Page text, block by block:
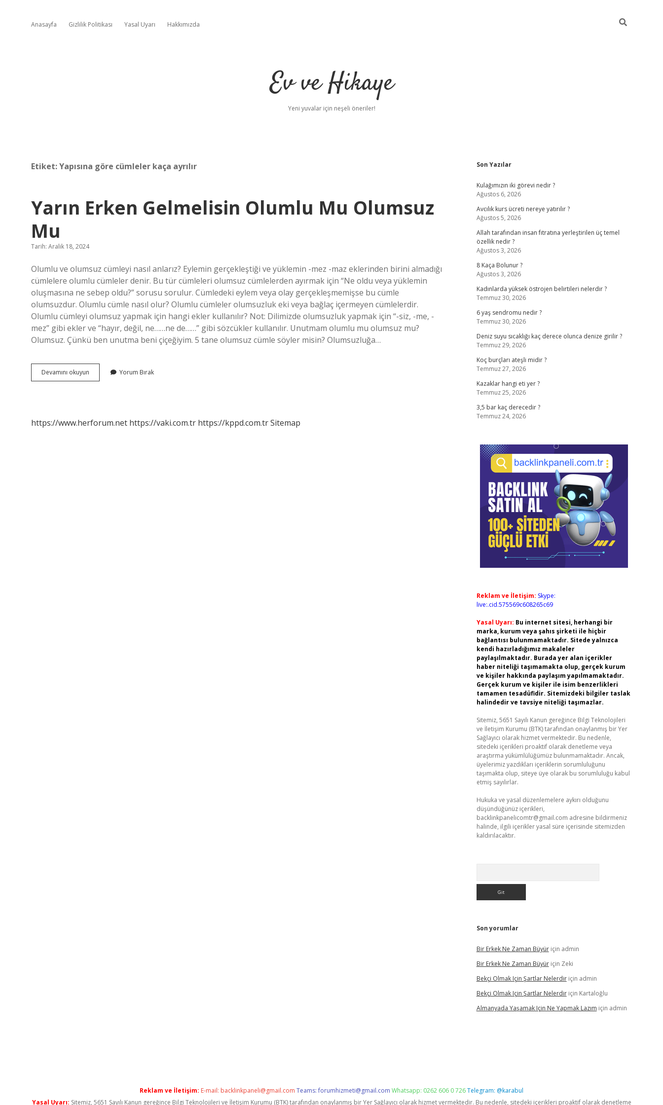
Anasayfa Gizlilik Politikası Yasal Uyarı Hakkımızda
Ev ve Hikaye
Yeni yuvalar için neşeli öneriler!
Etiket:Yapısına göre cümleler kaça ayrılır
Yarın Erken Gelmelisin Olumlu Mu Olumsuz
Mu
Tarih: Aralık 18, 2024
Olumlu ve olumsuz cümleyi nasıl anlarız? Eylemin gerçekleştiği ve yüklemin -mez -maz eklerinden birini almadığı
cümlelere olumlu cümleler denir. Bu tür cümleleri olumsuz cümlelerden ayırmak için “Ne oldu veya yüklemin
oluşmasına ne sebep oldu?” sorusu sorulur. Cümledeki eylem veya olay gerçekleşmemişse bu cümle
olumsuzdur. Olumlu cümle nasıl olur? Olumlu cümleler olumsuzluk eki veya bağlaç içermeyen cümlelerdir.
Olumlu cümleyi olumsuz yapmak için hangi ekler kullanılır? Not: Dilimizde olumsuzluk yapmak için “-siz, -me, -
mez” gibi ekler ve “hayır, değil, ne……ne de……” gibi sözcükler kullanılır. Unutmam olumlu mu olumsuz mu?
Olumsuz. Çünkü ben unutma beni çiçeğiyim. 5 tane olumsuz cümle söyler misin? Olumsuzluğa…
Devamını okuyun
Erken
Mu
Yorum Bırak
https://www.herforum.net https://vaki.com.tr https://kppd.com.trSitemap
Sidebar
Son Yazılar
Kulağımızın iki görevi nedir ?
Ağustos 6, 2026
Avcılık kurs ücreti nereye yatırılır ?
Ağustos 5, 2026
Allah tarafından insan fıtratına yerleştirilen üç temel
özellik nedir ?
Ağustos 3, 2026
8 Kaça Bolunur ?
Ağustos 3, 2026
Kadınlarda yüksek östrojen belirtileri nelerdir ?
Temmuz 30, 2026
6 yaş sendromu nedir ?
Temmuz 30, 2026
Deniz suyu sıcaklığı kaç derece olunca denize girilir ?
Temmuz 29, 2026
Koç burçları ateşli midir ?
Temmuz 27, 2026
Kazaklar hangi eti yer ?
Temmuz 25, 2026
3,5 bar kaç derecedir ?
Temmuz 24, 2026
Reklam ve İletişim: Skype:
live:.cid.575569c608265c69
Yasal Uyarı: Bu internet sitesi, herhangi bir
marka, kurum veya şahıs şirketi ile hiçbir
bağlantısı bulunmamaktadır. Sitede yalnızca
kendi hazırladığımız makaleler
paylaşılmaktadır. Burada yer alan içerikler
haber niteliği taşımamakta olup, gerçek kurum
ve kişiler hakkında paylaşım yapılmamaktadır.
Gerçek kurum ve kişiler ile isim benzerlikleri
tamamen tesadüfidir. Sitemizdeki bilgiler taslak
halindedir ve tavsiye niteliği taşımazlar.
Sitemiz, 5651 Sayılı Kanun gereğince Bilgi Teknolojileri
ve İletişim Kurumu (BTK) tarafından onaylanmış bir Yer
Sağlayıcı olarak hizmet vermektedir. Bu nedenle,
sitedeki içerikleri proaktif olarak denetleme veya
araştırma yükümlülüğümüz bulunmamaktadır. Ancak,
üyelerimiz yazdıkları içeriklerin sorumluluğunu
taşımakta olup, siteye üye olarak bu sorumluluğu kabul
etmiş sayılırlar.
Hukuka ve yasal düzenlemelere aykırı olduğunu
düşündüğünüz içerikleri,
backlinkpanelicomtr@gmail.com adresine bildirmeniz
halinde, ilgili içerikler yasal süre içerisinde sitemizden
kaldırılacaktır.
Son yorumlar
Bir Erkek Ne Zaman Büyüriçin admin
Bir Erkek Ne Zaman Büyüriçin Zeki
Bekçi Olmak Için Şartlar Nelerdiriçin admin
Bekçi Olmak Için Şartlar Nelerdiriçin Kartaloğlu
Almanyada Yaşamak Için Ne Yapmak Lazım için admin
Reklam ve İletişim: E-mail: backlinkpaneli@gmail.com Teams:forumhizmeti@gmail.com Whatsapp: 0262 606 0 726Telegram: @karabul
Yasal Uyarı: Sitemiz, 5651 Sayılı Kanun gereğince Bilgi Teknolojileri ve İletişim Kurumu (BTK) tarafından onaylanmış bir Yer Sağlayıcı olarak hizmet vermektedir. Bu nedenle, sitedeki içerikleri proaktif olarak denetleme